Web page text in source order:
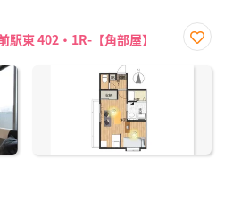
東 402・1R-【角部屋】
に入